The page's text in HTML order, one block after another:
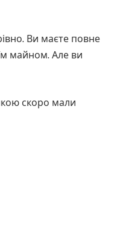
Ви маєте повне
майном. Але ви
скоро мали